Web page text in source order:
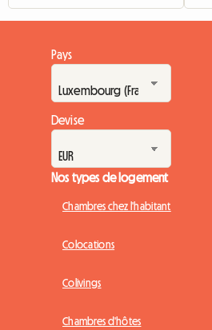
Pays
Devise
Nos types de logement
Chambres chez l'habitant
Colocations
Colivings
Chambres d'hôtes